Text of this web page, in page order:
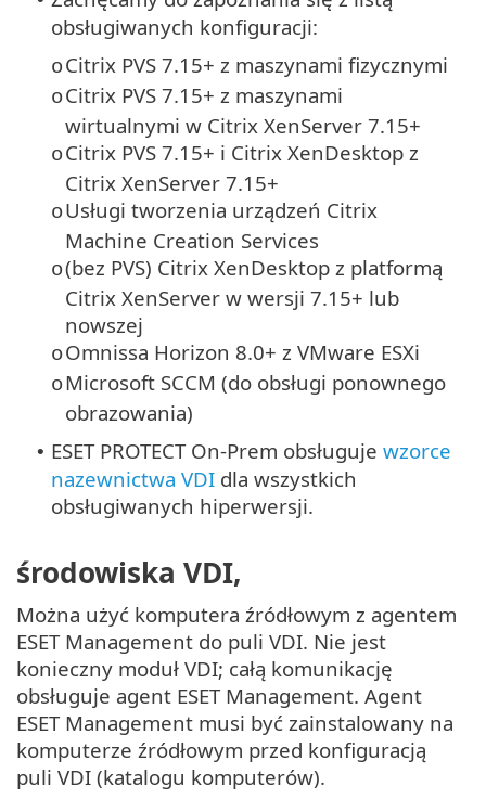
obsługiwanych konfiguracji:
oCitrix PVS 7.15+ z maszynami fizycznymi
oCitrix PVS 7.15+ z maszynami
wirtualnymi w Citrix XenServer 7.15+
oCitrix PVS 7.15+ i Citrix XenDesktop z
Citrix XenServer 7.15+
oUsługi tworzenia urządzeń Citrix
Machine Creation Services
o(bez PVS) Citrix XenDesktop z platformą
Citrix XenServer w wersji 7.15+ lub
nowszej
oOmnissa Horizon 8.0+ z VMware ESXi
oMicrosoft SCCM (do obsługi ponownego
obrazowania)
• ESET PROTECT On-Prem obsługuje wzorce
nazewnictwa VDI dla wszystkich
obsługiwanych hiperwersji.
środowiska VDI,
Można użyć komputera źródłowym z agentem
ESET Management do puli VDI. Nie jest
konieczny moduł VDI; całą komunikację
obsługuje agent ESET Management. Agent
ESET Management musi być zainstalowany na
komputerze źródłowym przed konfiguracją
puli VDI (katalogu komputerów).